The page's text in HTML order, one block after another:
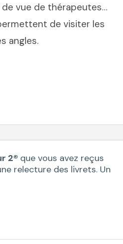
vue de thérapeutes…
de visiter les
angles.
2® que vous avez reçus
relecture des livrets. Un